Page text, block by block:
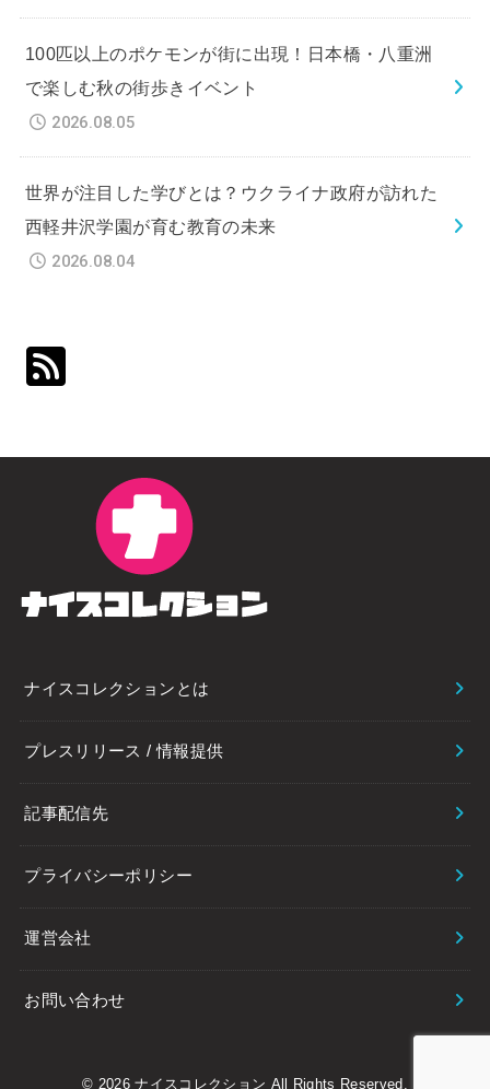
100匹以上のポケモンが街に出現！日本橋・八重洲
で楽しむ秋の街歩きイベント
2026.08.05
世界が注目した学びとは？ウクライナ政府が訪れた
西軽井沢学園が育む教育の未来
2026.08.04
ナイスコレクションとは
プレスリリース / 情報提供
記事配信先
プライバシーポリシー
運営会社
お問い合わせ
© 2026ナイスコレクション All Rights Reserved.